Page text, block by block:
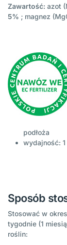
Zawartość: azot
5% ; magnez
podłoża
wydajność:
Sposób
Stosować w
tygodnie (1
roślin: